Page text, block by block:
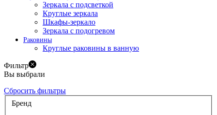
Зеркала с подсветкой
Круглые зеркала
Шкафы-зеркало
Зеркала с подогревом
Раковины
Круглые раковины в ванную
Фильтр
Вы выбрали
Сбросить фильтры
Бренд